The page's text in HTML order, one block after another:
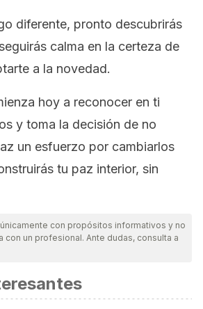
diferente, pronto descubrirás
calma en la certeza de
a la novedad.
hoy a reconocer en ti
y toma la decisión de no
un esfuerzo por cambiarlos
tu paz interior, sin
con propósitos informativos y no
con un profesional. Ante dudas, consulta a